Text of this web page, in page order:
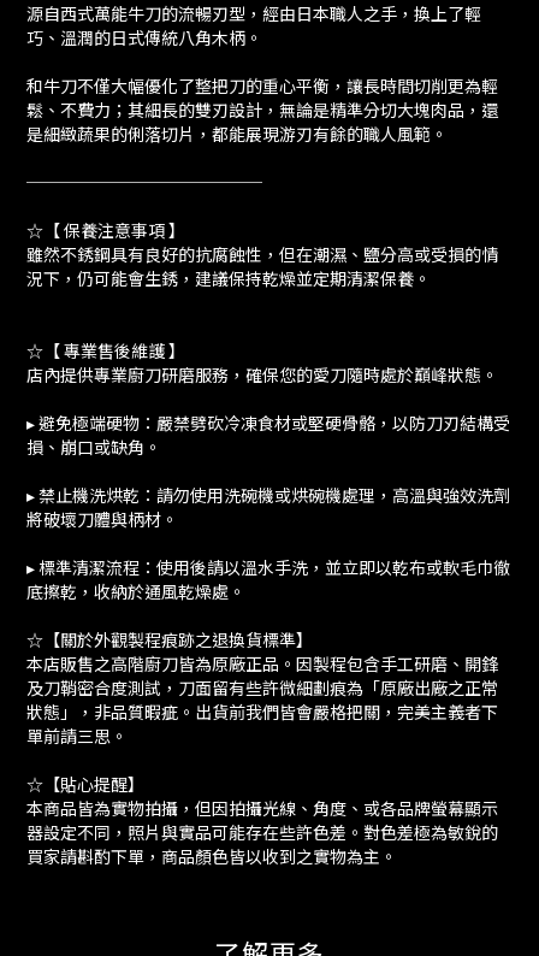
源自西式萬能牛刀的流暢刃型，經由日本職人之手，換上了輕
巧、溫潤的日式傳統八角木柄。
和牛刀不僅大幅優化了整把刀的重心平衡，讓長時間切削更為輕
鬆、不費力；其細長的雙刃設計，無論是精準分切大塊肉品，還
是細緻蔬果的俐落切片，都能展現游刃有餘的職人風範。
──────────────
☆【 保養注意事項 】
雖然不銹鋼具有良好的抗腐蝕性，但在潮濕、鹽分高或受損的情
況下，仍可能會生銹，建議保持乾燥並定期清潔保養。
☆【 專業售後維護 】
店內提供專業廚刀研磨服務，確保您的愛刀隨時處於巔峰狀態。
▸ 避免極端硬物：嚴禁劈砍冷凍食材或堅硬骨骼，以防刀刃結構受
損、崩口或缺角。
▸ 禁止機洗烘乾：請勿使用洗碗機或烘碗機處理，高溫與強效洗劑
將破壞刀體與柄材。
▸ 標準清潔流程：使用後請以溫水手洗，並立即以乾布或軟毛巾徹
底擦乾，收納於通風乾燥處。
☆【關於外觀製程痕跡之退換貨標準】
本店販售之高階廚刀皆為原廠正品。因製程包含手工研磨、開鋒
及刀鞘密合度測試，刀面留有些許微細劃痕為「原廠出廠之正常
狀態」，非品質暇疵。出貨前我們皆會嚴格把關，完美主義者下
單前請三思。
☆【貼心提醒】
本商品皆為實物拍攝，但因拍攝光線、角度、或各品牌螢幕顯示
器設定不同，照片與實品可能存在些許色差。對色差極為敏銳的
買家請斟酌下單，商品顏色皆以收到之實物為主。